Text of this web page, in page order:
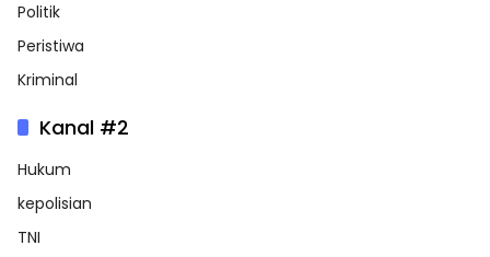
Politik
Peristiwa
Kriminal
Kanal #2
Hukum
kepolisian
TNI